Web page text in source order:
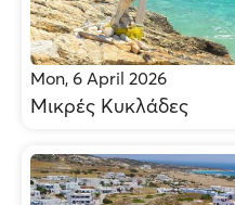
Mon, 6 April 2026
Μικρές Κυκλάδες